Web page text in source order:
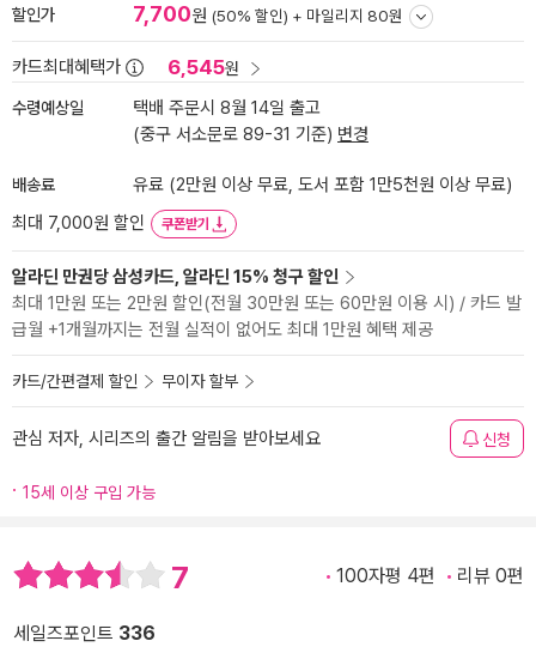
할인가 7,700원 (50% 할인) + 마일리지 80원
카드최대혜택가 6,545원
수령예상일
택배 주문시 8월 14일 출고
(중구 서소문로 89-31 기준) 변경
배송료
유료 (2만원 이상 무료, 도서 포함 1만5천원 이상 무료)
최대 7,000원 할인
쿠폰받기
알라딘 만권당 삼성카드, 알라딘 15% 청구 할인
최대 1만원 또는 2만원 할인(전월 30만원 또는 60만원 이용 시) / 카드 발
급월 +1개월까지는 전월 실적이 없어도 최대 1만원 혜택 제공
카드/간편결제 할인 무이자 할부
관심 저자, 시리즈의 출간 알림을 받아보세요 신청
15세 이상 구입 가능
7 100자평 4편 리뷰 0편
세일즈포인트 336